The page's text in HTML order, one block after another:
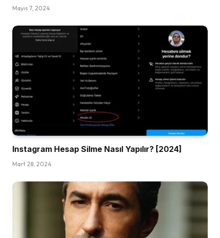
Mayıs 7, 2024
Instagram Hesap Silme Nasıl Yapılır? [2024]
Mart 28, 2024